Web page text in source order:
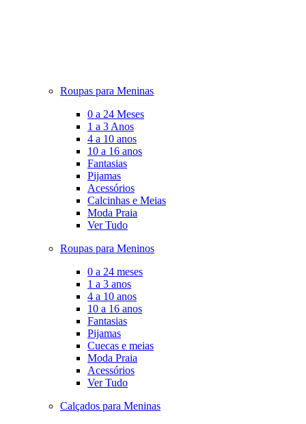
Roupas para Meninas
0 a 24 Meses
1 a 3 Anos
4 a 10 anos
10 a 16 anos
Fantasias
Pijamas
Acessórios
Calcinhas e Meias
Moda Praia
Ver Tudo
Roupas para Meninos
0 a 24 meses
1 a 3 anos
4 a 10 anos
10 a 16 anos
Fantasias
Pijamas
Cuecas e meias
Moda Praia
Acessórios
Ver Tudo
Calçados para Meninas